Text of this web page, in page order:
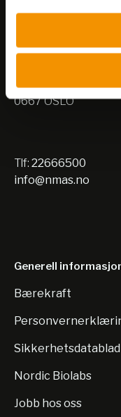
Besøksadresse:
0667 OSLO
Nils Hansens vei 10
0667 OSLO
Tlf: 22666500
info@nmas.no
Generell
Bærekraft
Sikkerhetsdatablad
Nordic Biolabs
Jobb hos oss